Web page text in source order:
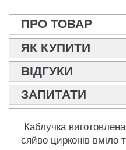
ПРО ТОВАР
ЯК КУПИТИ
ВІДГУКИ
ЗАПИТАТИ
Каблучка
сяйво цирконів вміло